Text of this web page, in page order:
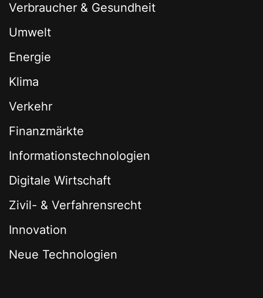
Verbraucher & Gesundheit
Umwelt
Energie
Klima
Verkehr
Finanzmärkte
Informationstechnologien
Digitale Wirtschaft
Zivil- & Verfahrensrecht
Innovation
Neue Technologien